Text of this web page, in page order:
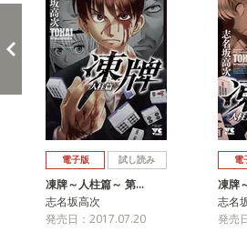
電子版 試し読み
凍牌～人柱篇～ 第…
志名坂高次
発売日：2017.07.20
電
凍牌
志名
発売